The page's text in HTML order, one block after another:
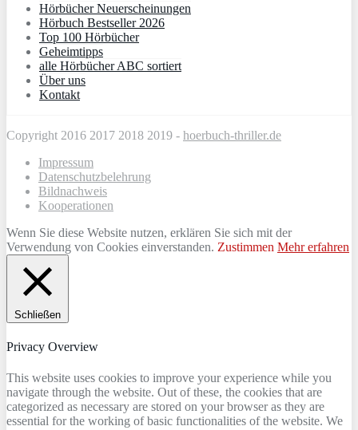
Hörbücher Neuerscheinungen
Hörbuch Bestseller 2026
Top 100 Hörbücher
Geheimtipps
alle Hörbücher ABC sortiert
Über uns
Kontakt
Copyright 2016 2017 2018 2019 - hoerbuch-thriller.de
Impressum
Datenschutzbelehrung
Bildnachweis
Kooperationen
Wenn Sie diese Website nutzen, erklären Sie sich mit der
Verwendung von Cookies einverstanden. Zustimmen Mehr erfahren
Schließen
Privacy Overview
This website uses cookies to improve your experience while you
navigate through the website. Out of these, the cookies that are
categorized as necessary are stored on your browser as they are
essential for the working of basic functionalities of the website. We